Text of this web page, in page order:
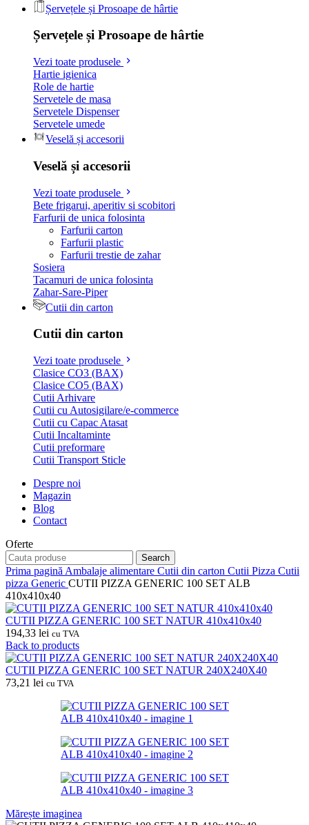
Șervețele și Prosoape de hârtie
Șervețele și Prosoape de hârtie
Vezi toate produsele
Hartie igienica
Role de hartie
Servetele de masa
Servetele Dispenser
Servetele umede
Veselă și accesorii
Veselă și accesorii
Vezi toate produsele
Bete frigarui, aperitiv si scobitori
Farfurii de unica folosinta
Farfurii carton
Farfurii plastic
Farfurii trestie de zahar
Sosiera
Tacamuri de unica folosinta
Zahar-Sare-Piper
Cutii din carton
Cutii din carton
Vezi toate produsele
Clasice CO3 (BAX)
Clasice CO5 (BAX)
Cutii Arhivare
Cutii cu Autosigilare/e-commerce
Cutii cu Capac Atasat
Cutii Incaltaminte
Cutii preformare
Cutii Transport Sticle
Despre noi
Magazin
Blog
Contact
Oferte
Search
Prima pagină Ambalaje alimentare Cutii din carton Cutii Pizza Cutii
pizza Generic CUTII PIZZA GENERIC 100 SET ALB
410x410x40
CUTII PIZZA GENERIC 100 SET NATUR 410x410x40
194,33 lei cu TVA
Back to products
CUTII PIZZA GENERIC 100 SET NATUR 240X240X40
73,21 lei cu TVA
Mărește imaginea